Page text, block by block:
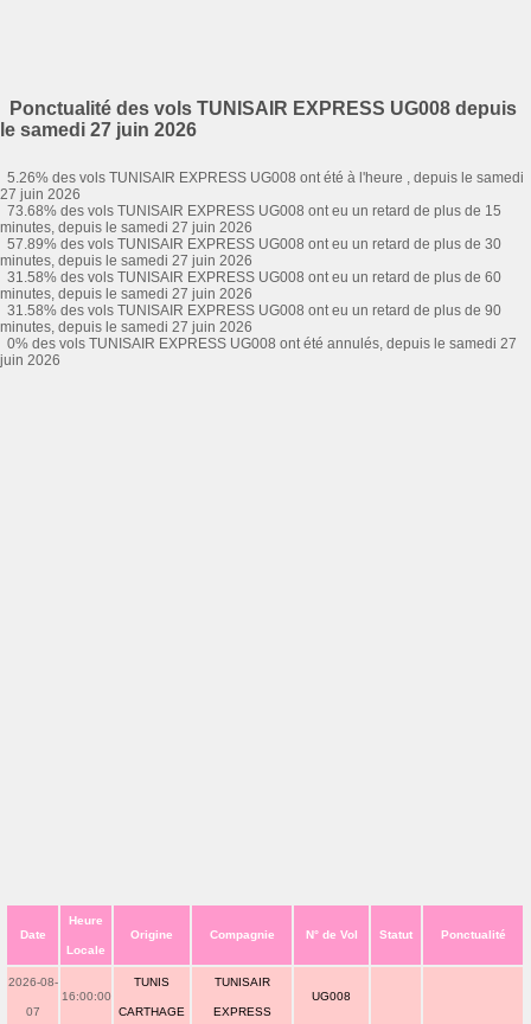
Ponctualité des vols TUNISAIR EXPRESS UG008 depuis
le samedi 27 juin 2026
5.26% des vols TUNISAIR EXPRESS UG008 ont été à l'heure , depuis le samedi
27 juin 2026
73.68% des vols TUNISAIR EXPRESS UG008 ont eu un retard de plus de 15
minutes, depuis le samedi 27 juin 2026
57.89% des vols TUNISAIR EXPRESS UG008 ont eu un retard de plus de 30
minutes, depuis le samedi 27 juin 2026
31.58% des vols TUNISAIR EXPRESS UG008 ont eu un retard de plus de 60
minutes, depuis le samedi 27 juin 2026
31.58% des vols TUNISAIR EXPRESS UG008 ont eu un retard de plus de 90
minutes, depuis le samedi 27 juin 2026
0% des vols TUNISAIR EXPRESS UG008 ont été annulés, depuis le samedi 27
juin 2026
Date
Heure
Locale
Origine Compagnie N° de Vol Statut Ponctualité
2026-08-
07
16:00:00
TUNIS
CARTHAGE
TUNISAIR
EXPRESS
UG008